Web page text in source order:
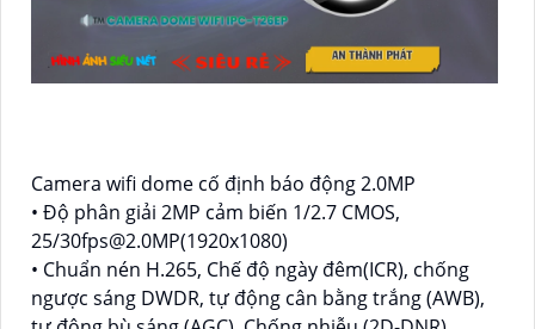
Camera wifi dome cố định báo động 2.0MP
• Độ phân giải 2MP cảm biến 1/2.7 CMOS,
25/30fps@2.0MP(1920x1080)
• Chuẩn nén H.265, Chế độ ngày đêm(ICR), chống
ngược sáng DWDR, tự động cân bằng trắng (AWB),